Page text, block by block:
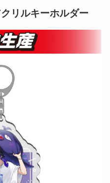
リルキーホルダー